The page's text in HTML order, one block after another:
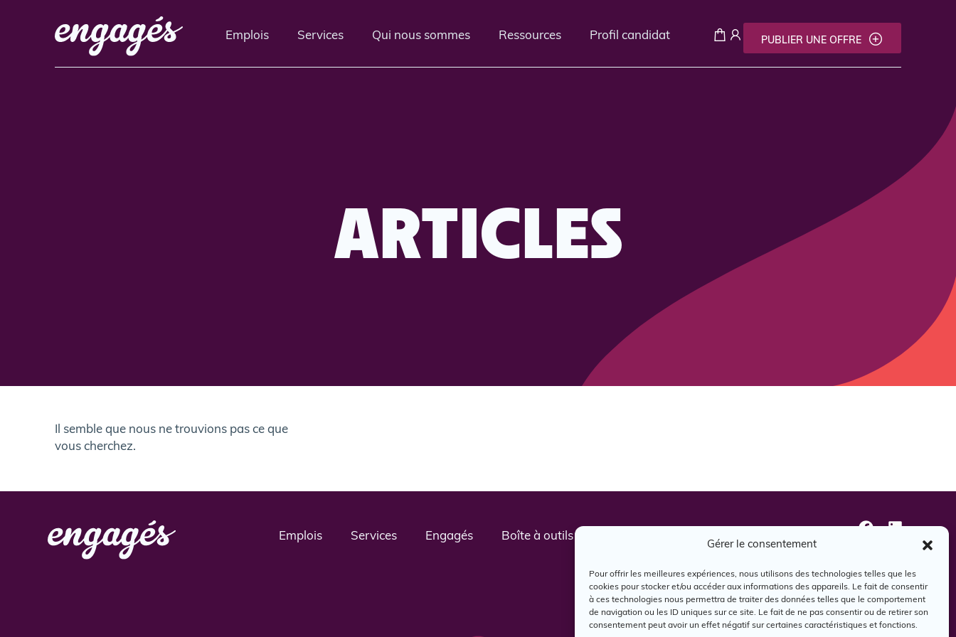
Gérer le consentement
Pour offrir les meilleures expériences, nous utilisons des technologies telles que les
cookies pour stocker et/ou accéder aux informations des appareils. Le fait de consentir
à ces technologies nous permettra de traiter des données telles que le comportement
de navigation ou les ID uniques sur ce site. Le fait de ne pas consentir ou de retirer son
consentement peut avoir un effet négatif sur certaines caractéristiques et fonctions.
Emplois Services Qui nous sommes Ressources Profil candidat PUBLIER UNE OFFRE
ARTICLES
Il semble que nous ne trouvions pas ce que
vous cherchez.
Emplois Services Engagés Boîte à outils